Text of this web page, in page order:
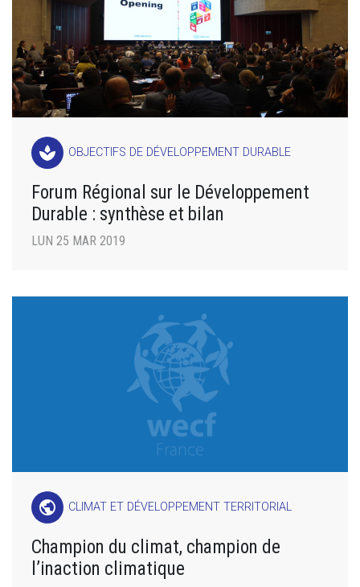
spa OBJECTIFS DE DÉVELOPPEMENT DURABLE
Forum Régional sur le Développement
Durable : synthèse et bilan
LUN 25 MAR 2019
public CLIMAT ET DÉVELOPPEMENT TERRITORIAL
Champion du climat, champion de
l’inaction climatique